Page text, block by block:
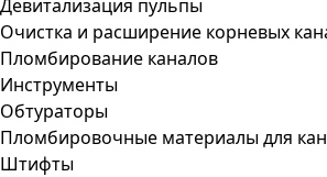
Девитализация пульпы
Очистка и расширение корневых
Пломбирование каналов
Инструменты
Обтураторы
Пломбировочные материалы для
Штифты